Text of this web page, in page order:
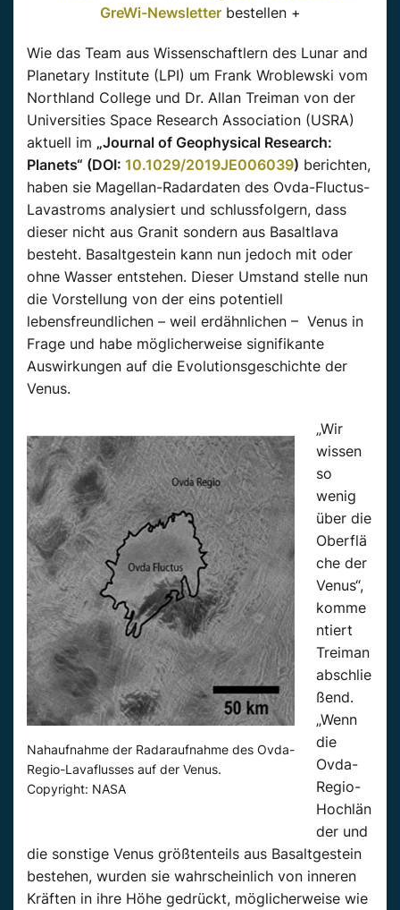
GreWi-Newsletterbestellen +
Wie das Team aus Wissenschaftlern des Lunar and
Planetary Institute (LPI) um Frank Wroblewski vom
Northland College und Dr. Allan Treiman von der
Universities Space Research Association (USRA)
aktuell im „Journal of Geophysical Research:
Planets“ (DOI: 10.1029/2019JE006039) berichten,
haben sie Magellan-Radardaten des Ovda-Fluctus-
Lavastroms analysiert und schlussfolgern, dass
dieser nicht aus Granit sondern aus Basaltlava
besteht. Basaltgestein kann nun jedoch mit oder
ohne Wasser entstehen. Dieser Umstand stelle nun
die Vorstellung von der eins potentiell
lebensfreundlichen – weil erdähnlichen – Venus in
Frage und habe möglicherweise signifikante
Auswirkungen auf die Evolutionsgeschichte der
Venus.
Nahaufnahme der Radaraufnahme des Ovda-
Regio-Lavaflusses auf der Venus.
Copyright: NASA
„Wir
wissen
so
wenig
über die
Oberflä
che der
Venus“,
komme
ntiert
Treiman
abschlie
ßend.
„Wenn
die
Ovda-
Regio-
Hochlän
der und
die sonstige Venus größtenteils aus Basaltgestein
bestehen, wurden sie wahrscheinlich von inneren
Kräften in ihre Höhe gedrückt, möglicherweise wie